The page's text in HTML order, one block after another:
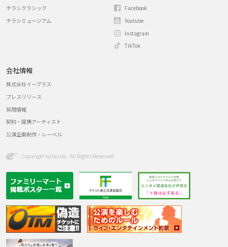
チラシクラシック
チラシミュージアム
Facebook
Youtube
Instagram
TikTok
会社情報
株式会社イープラス
プレスリリース
採用情報
契約・提携アーティスト
公演企画制作・レーベル
Copyright eplus inc. All Rights Reserved.